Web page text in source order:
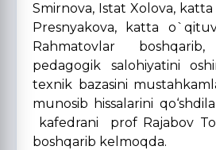
Smirnova, Istat Xolova,
Presnyakova, katta
Rahmatovlar
pedagogik salohiyatini
texnik bazasini
munosib hissalarini
kafedrani prof Rajabov
boshqarib kelmoqda.